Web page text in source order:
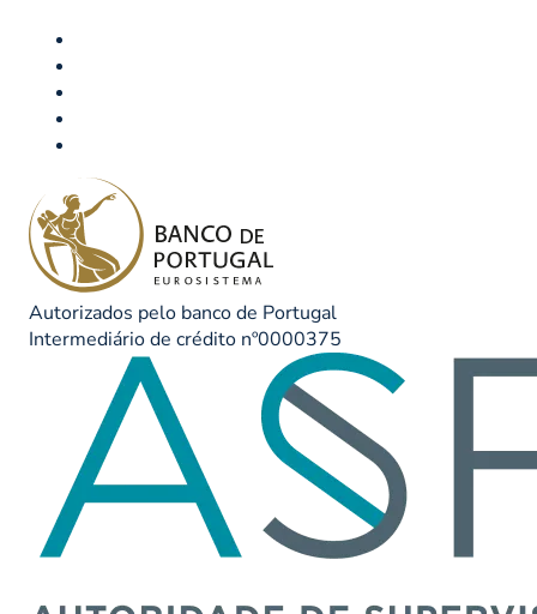
Autorizados pelo banco de Portugal
Intermediário de crédito nº0000375